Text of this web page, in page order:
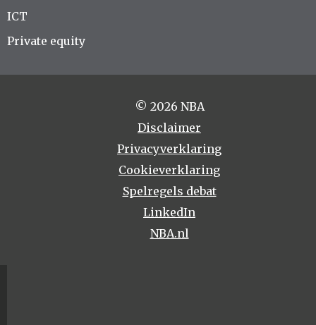
ICT
Private equity
© 2026 NBA
Disclaimer
Privacyverklaring
Cookieverklaring
Spelregels debat
LinkedIn
NBA.nl